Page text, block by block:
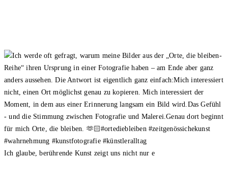
Ich glaube, berührende Kunst zeigt uns nicht nur e